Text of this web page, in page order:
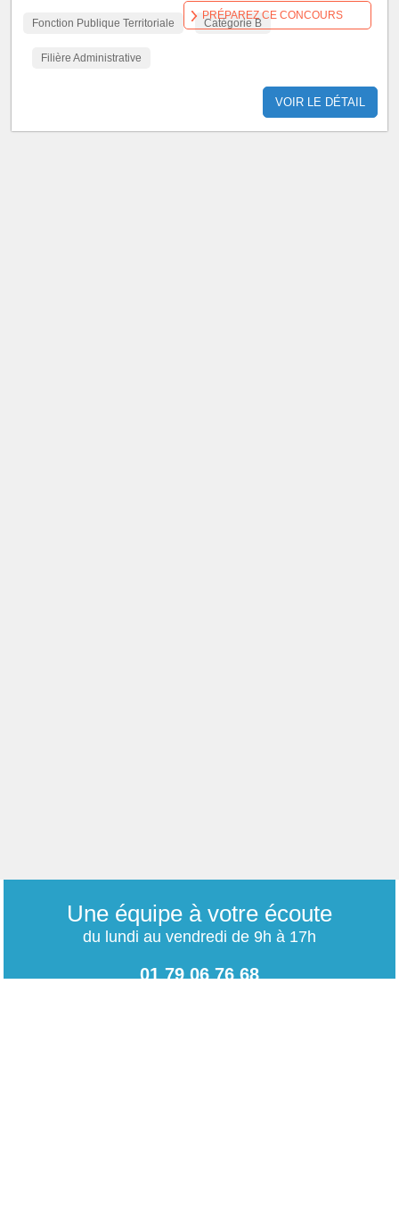
Fonction Publique Territoriale Catégorie B
Filière Administrative
VOIR LE DÉTAIL
PRÉPAREZ CE CONCOURS
Une équipe à votre écoute
du lundi au vendredi de 9h à 17h
01 79 06 76 68